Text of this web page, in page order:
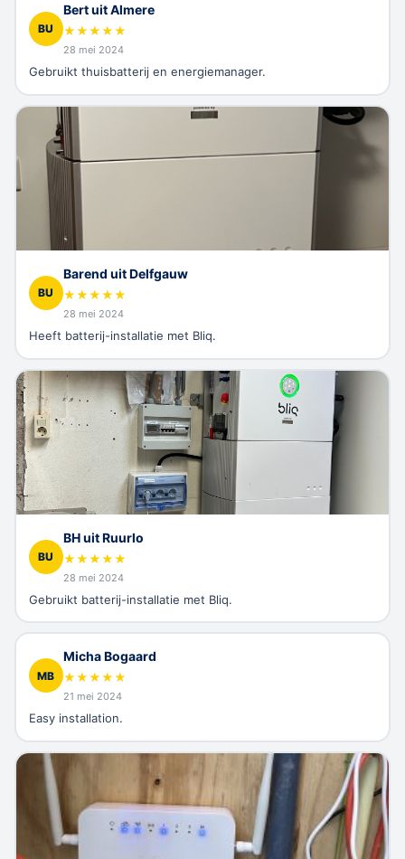
BU
Bert uit Almere
★★★★★
28 mei 2024
Gebruikt thuisbatterij en energiemanager.
BU
Barend uit Delfgauw
★★★★★
28 mei 2024
Heeft batterij-installatie met Bliq.
BU
BH uit Ruurlo
★★★★★
28 mei 2024
Gebruikt batterij-installatie met Bliq.
MB
Micha Bogaard
★★★★★
21 mei 2024
Easy installation.